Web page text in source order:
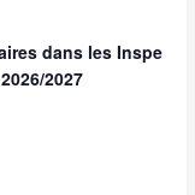
dans les Inspe
2027